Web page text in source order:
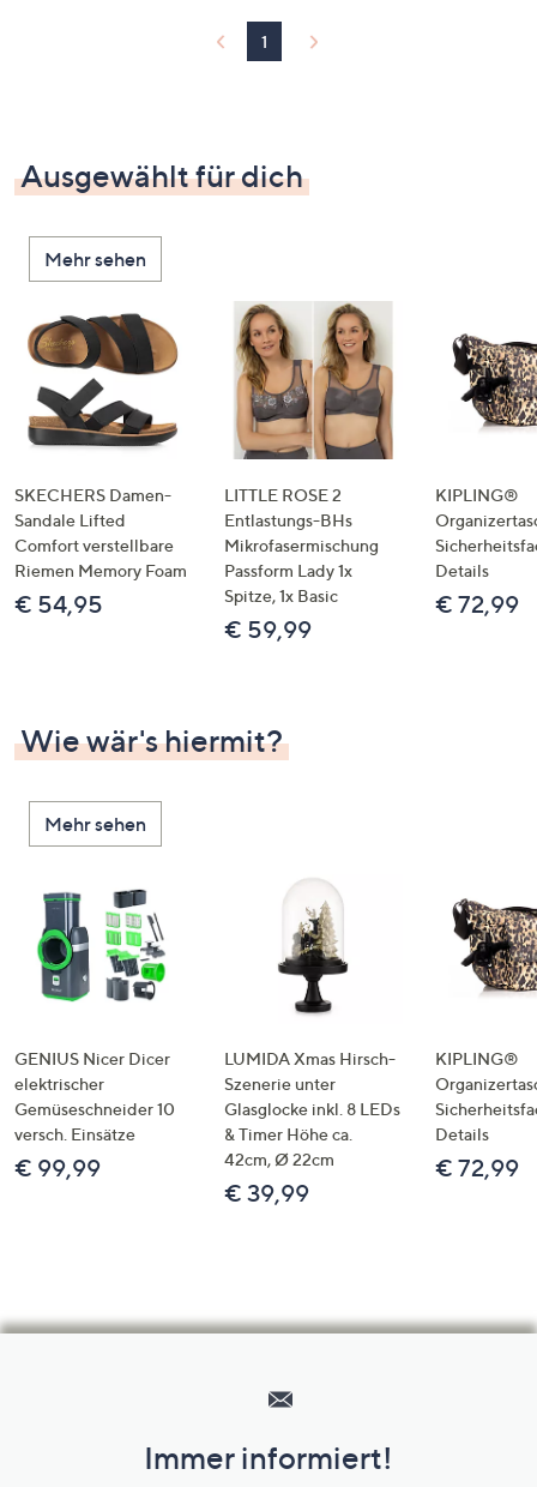
1
Ausgewählt für dich
Mehr sehen
SKECHERS Damen-
Sandale Lifted
Comfort verstellbare
Riemen Memory Foam
€ 54,95
LITTLE ROSE 2
Entlastungs-BHs
Mikrofasermischung
Passform Lady 1x
Spitze, 1x Basic
€ 59,99
KIPLING®
Details
€ 72,99
Wie wär's hiermit?
Mehr sehen
GENIUS Nicer Dicer
elektrischer
Gemüseschneider 10
versch. Einsätze
€ 99,99
LUMIDA Xmas Hirsch-
Szenerie unter
Glasglocke inkl. 8 LEDs
& Timer Höhe ca.
42cm, Ø 22cm
€ 39,99
KIPLING®
Details
€ 72,99
Unternehmensinformationen
Immer informiert!